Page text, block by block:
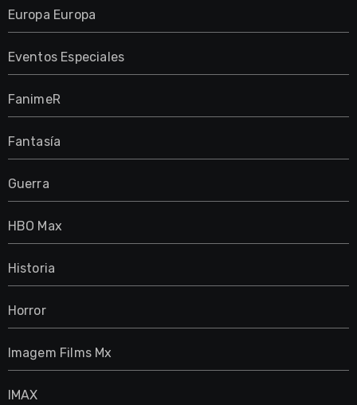
Europa Europa
Eventos Especiales
FanimeR
Fantasía
Guerra
HBO Max
Historia
Horror
Imagem Films Mx
IMAX